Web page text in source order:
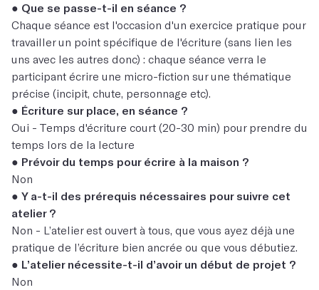
● Que se passe-t-il en séance ?
Chaque séance est l'occasion d'un exercice pratique pour
travailler un point spécifique de l'écriture (sans lien les
uns avec les autres donc) : chaque séance verra le
participant écrire une micro-fiction sur une thématique
précise (incipit, chute, personnage etc).
● Écriture sur place, en séance ?
Oui - Temps d'écriture court (20-30 min) pour prendre du
temps lors de la lecture
● Prévoir du temps pour écrire à la maison ?
Non
● Y a-t-il des prérequis nécessaires pour suivre cet
atelier ?
Non - L’atelier est ouvert à tous, que vous ayez déjà une
pratique de l’écriture bien ancrée ou que vous débutiez.
● L’atelier nécessite-t-il d’avoir un début de projet ?
Non